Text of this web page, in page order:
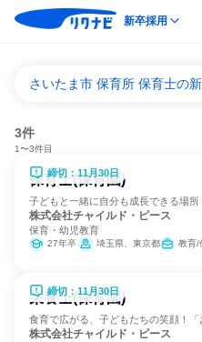
新卒採用
さいたま市 保育所 保育士の
3件
1〜3件目
締切：11月30日
保育士(保育園)
子どもと一緒に自分も成長できる場
株式会社チャイルド・ピース
保育・幼児教育
27年卒 埼玉県、東京都 教育/
締切：11月30日
栄養士(保育園)
食育で広がる、子どもたちの笑顔！
株式会社チャイルド・ピース